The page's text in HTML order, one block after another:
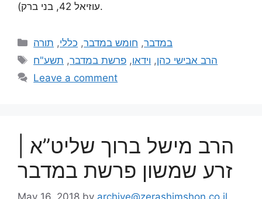
עוזיאל 42, בני ברק).
במדבר, חומש במדבר, כללי, תורה
הרב אבישי כהן, וידאו, פרשת במדבר, תשע"ח
Leave a comment
הרב מישל ברוך שליט”א |
זרע שמשון פרשת במדבר
May 16, 2018 by archive@zerashimshon.co.il